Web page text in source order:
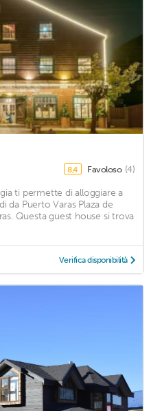
8,4 Favoloso (4)
ti permette di alloggiare a
da Puerto Varas Plaza de
Questa guest house si trova
Verifica disponibilità